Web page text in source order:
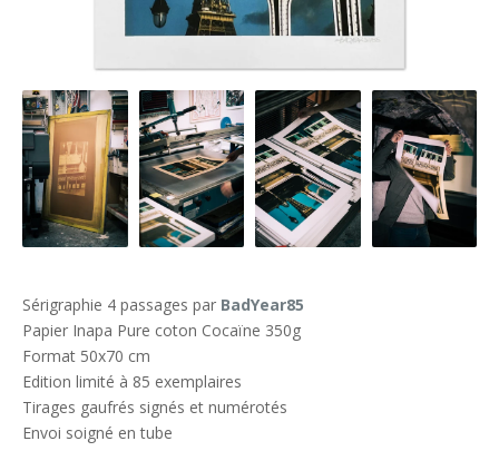
Sérigraphie 4 passages par BadYear85
Papier Inapa Pure coton Cocaïne 350g
Format 50x70 cm
Edition limité à 85 exemplaires
Tirages gaufrés signés et numérotés
Envoi soigné en tube